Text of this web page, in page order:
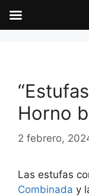
Horno
2 febrero,
Las estufas
Combinada y